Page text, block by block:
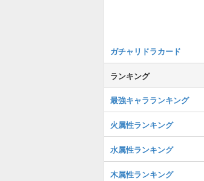
ガチャリドラカード
ランキング
最強キャラランキング
火属性ランキング
水属性ランキング
木属性ランキング